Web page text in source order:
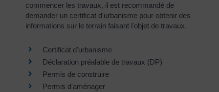
commencer les travaux, il est recommandé de
demander un certificat d'urbanisme pour obtenir des
informations sur le terrain faisant l'objet de travaux.
Certificat d'urbanisme
Déclaration préalable de travaux (DP)
Permis de construire
Permis d'aménager